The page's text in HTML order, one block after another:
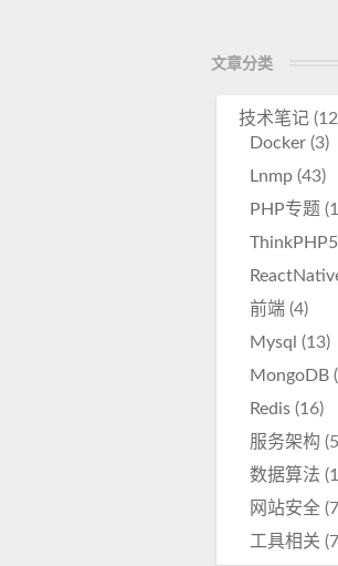
文章分类
技术笔记
Docker(3)
Lnmp(43)
PHP专题
ThinkPHP5
前端(4)
Mysql (13)
MongoDB
Redis(16)
服务架构
数据算法
网站安全
工具相关